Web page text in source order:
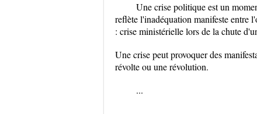
Une crise politique est un
reflète l'inadéquation manifeste entre
: crise ministérielle lors de la chute
Une crise peut provoquer des
révolte ou une révolution.
...